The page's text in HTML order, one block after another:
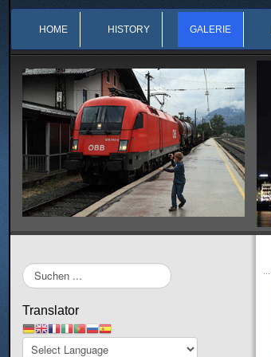
HOME HISTORY GALERIE
Suchen
...
Translator